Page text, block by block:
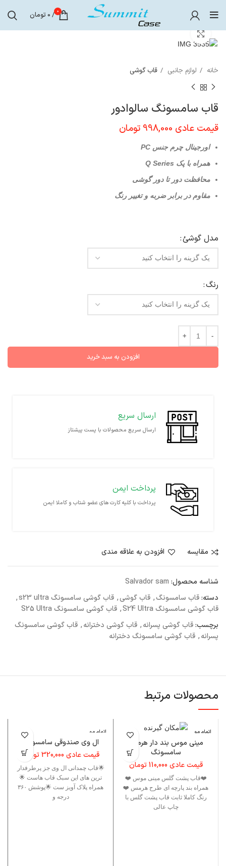
0
/
0 تومان
خانه لوازم جانبی قاب گوشی
قاب سامسونگ سالوادور
قیمت عادی 998,000 تومان
اورجینال چرم جنس PC
همراه با پک Q Series
محافظت دور تا دور گوشی
مقاوم در برابر ضربه و تغییر رنگ
مدل گوشئ
رنگ
افزودن به سبد خرید
ارسال سریع
ارسال سریع محصولات با پست پیشتاز
پرداخت ایمن
پرداخت با کلیه کارت های عضو شتاب و کاملا ایمن
مقايسه افزودن به علاقه مندی
شناسه محصول: Salvador sam
دسته:قاب سامسونگ, قاب گوشی, قاب گوشی سامسونگ s23 ultra
,
قاب گوشی سامسونگ S24 Ultra
, قاب گوشی سامسونگ S25 Ultra
برچسب:قاب گوشی پسرانه, قاب گوشی دخترانه, قاب گوشی سامسونگ
پسرانه, قاب گوشی سامسونگ دخترانه
محصولات مرتبط
اتمام مو
مینی موس بند دار هرمس
سامسونگ
قیمت عادی110,000 تومان
❤️قاب پشت گلس مینی موس ❤️
همراه بند پارچه ای طرح هرمس ❤️
رنگ کاملا ثابت قاب پشت گلس با
چاپ عالی
اتمام مو
جودیال وی صندوقی سامسونگ
قیمت عادی320,000تومان
🌟قاب چمدانی ال وی جز پرطرفدار
ترین های این سبک قاب هاست 🌟
همراه پلاک آویز ست 🌟پوشش ۳۶۰
درجه و